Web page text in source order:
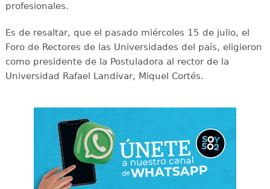
profesionales.
Es de resaltar, que el pasado miércoles 15 de julio, el
Foro de Rectores de las Universidades del país, eligieron
como presidente de la Postuladora al rector de la
Universidad Rafael Landívar, Miquel Cortés.